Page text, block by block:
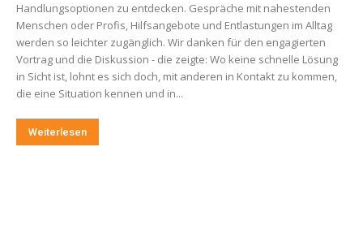
Handlungsoptionen zu entdecken. Gespräche mit nahestenden
Menschen oder Profis, Hilfsangebote und Entlastungen im Alltag
werden so leichter zugänglich. Wir danken für den engagierten
Vortrag und die Diskussion - die zeigte: Wo keine schnelle Lösung
in Sicht ist, lohnt es sich doch, mit anderen in Kontakt zu kommen,
die eine Situation kennen und in...
Weiterlesen